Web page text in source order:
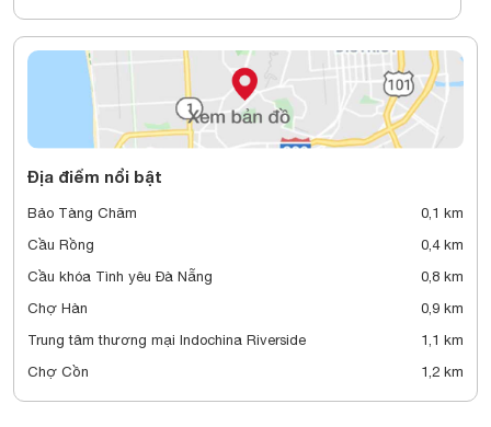
Địa điểm nổi bật
Bảo Tàng Chăm
0,1 km
Cầu Rồng
0,4 km
Cầu khóa Tình yêu Đà Nẵng
0,8 km
Chợ Hàn
0,9 km
Trung tâm thương mại Indochina Riverside
1,1 km
Chợ Cồn
1,2 km